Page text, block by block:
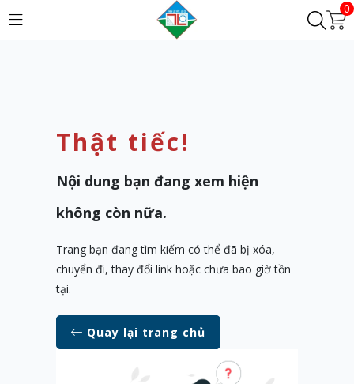
0
Thật tiếc!
Nội dung bạn đang xem hiện
không còn nữa.
Trang bạn đang tìm kiếm có thể đã bị xóa,
chuyển đi, thay đổi link hoặc chưa bao giờ tồn
tại.
Quay lại trang chủ